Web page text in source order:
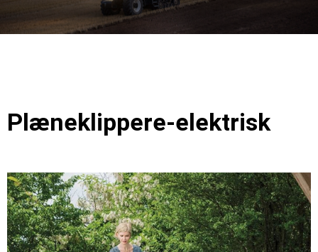
Plæneklippere-elektrisk